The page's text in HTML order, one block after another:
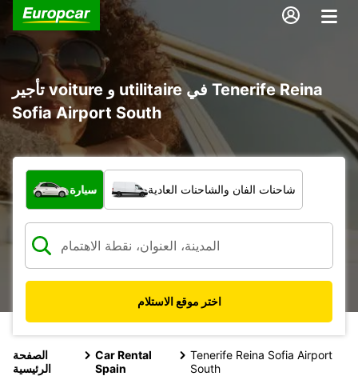
تأجير voiture و utilitaire في Tenerife Reina
Sofia Airport South
ما نوع المركبة؟
سيارة شاحنات الفان والشاحنات العادية
اختر موقع الاستلام
الصفحة
الرئيسية
Car Rental
Spain
Tenerife Reina Sofia Airport
South